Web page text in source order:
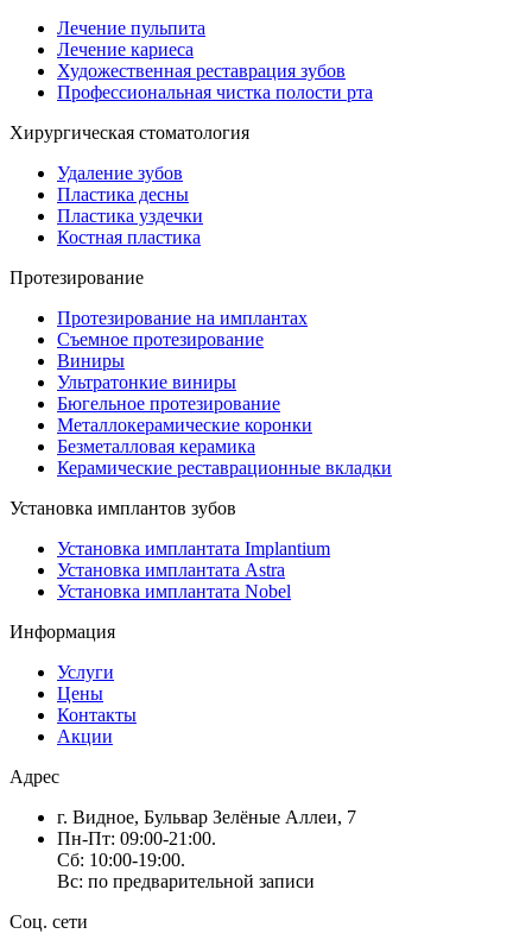
Лечение пульпита
Лечение кариеса
Художественная реставрация зубов
Профессиональная чистка полости рта
Хирургическая стоматология
Удаление зубов
Пластика десны
Пластика уздечки
Костная пластика
Протезирование
Протезирование на имплантах
Съемное протезирование
Виниры
Ультратонкие виниры
Бюгельное протезирование
Металлокерамические коронки
Безметалловая керамика
Керамические реставрационные вкладки
Установка имплантов зубов
Установка имплантата Implantium
Установка имплантата Astra
Установка имплантата Nobel
Информация
Услуги
Цены
Контакты
Акции
Адрес
г. Видное, Бульвар Зелёные Аллеи, 7
Пн-Пт: 09:00-21:00.
Сб: 10:00-19:00.
Вс: по предварительной записи
Соц. сети